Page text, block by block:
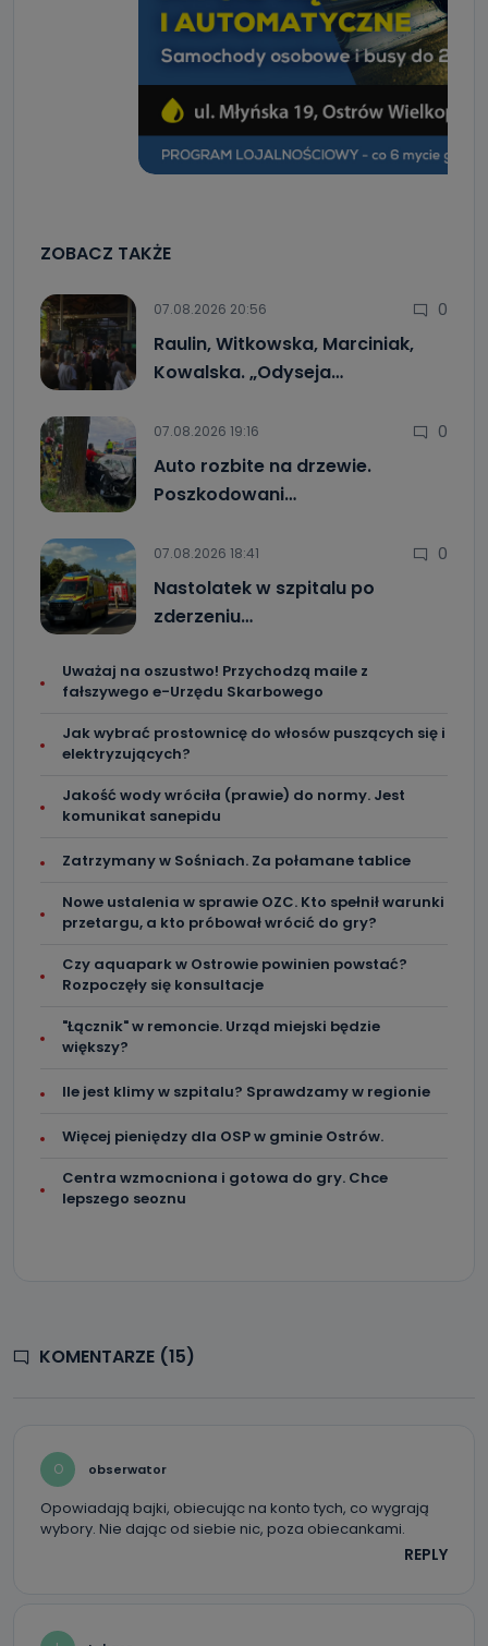
ZOBACZ TAKŻE
07.08.2026 20:56 0
Raulin, Witkowska, Marciniak,
Kowalska. „Odyseja…
07.08.2026 19:16 0
Auto rozbite na drzewie.
Poszkodowani…
07.08.2026 18:41 0
Nastolatek w szpitalu po
zderzeniu…
Uważaj na oszustwo! Przychodzą maile z
fałszywego e-Urzędu Skarbowego
Jak wybrać prostownicę do włosów puszących się i
elektryzujących?
Jakość wody wróciła (prawie) do normy. Jest
komunikat sanepidu
Zatrzymany w Sośniach. Za połamane tablice
Nowe ustalenia w sprawie OZC. Kto spełnił warunki
przetargu, a kto próbował wrócić do gry?
Czy aquapark w Ostrowie powinien powstać?
Rozpoczęły się konsultacje
"Łącznik" w remoncie. Urząd miejski będzie
większy?
Ile jest klimy w szpitalu? Sprawdzamy w regionie
Więcej pieniędzy dla OSP w gminie Ostrów.
Centra wzmocniona i gotowa do gry. Chce
lepszego seoznu
KOMENTARZE (15)
O obserwator
Opowiadają bajki, obiecując na konto tych, co wygrają
wybory. Nie dając od siebie nic, poza obiecankami.
REPLY